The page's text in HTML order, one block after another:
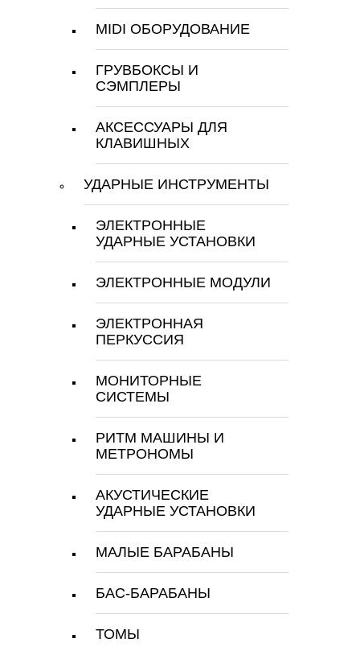
MIDI ОБОРУДОВАНИЕ
ГРУВБОКСЫ И
СЭМПЛЕРЫ
АКСЕССУАРЫ ДЛЯ
КЛАВИШНЫХ
УДАРНЫЕ ИНСТРУМЕНТЫ
ЭЛЕКТРОННЫЕ
УДАРНЫЕ УСТАНОВКИ
ЭЛЕКТРОННЫЕ МОДУЛИ
ЭЛЕКТРОННАЯ
ПЕРКУССИЯ
МОНИТОРНЫЕ
СИСТЕМЫ
РИТМ МАШИНЫ И
МЕТРОНОМЫ
АКУСТИЧЕСКИЕ
УДАРНЫЕ УСТАНОВКИ
МАЛЫЕ БАРАБАНЫ
БАС-БАРАБАНЫ
ТОМЫ